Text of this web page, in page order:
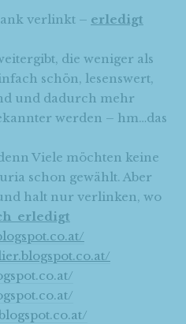
verlinkt – erledigt
die weniger als
schön, lesenswert,
und dadurch mehr
werden – hm…das
Viele möchten keine
schon gewählt. Aber
halt nur verlinken, wo
erledigt